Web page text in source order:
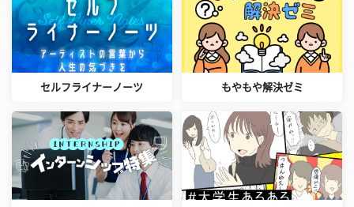
セルフライナーノーツ もやもや解決ゼミ